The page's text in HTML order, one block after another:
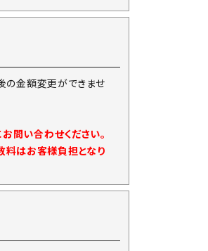
の金額変更ができませ
問い合わせください。
料はお客様負担となり